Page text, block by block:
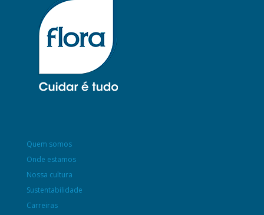
Quem somos
Onde estamos
Nossa cultura
Sustentabilidade
Carreiras